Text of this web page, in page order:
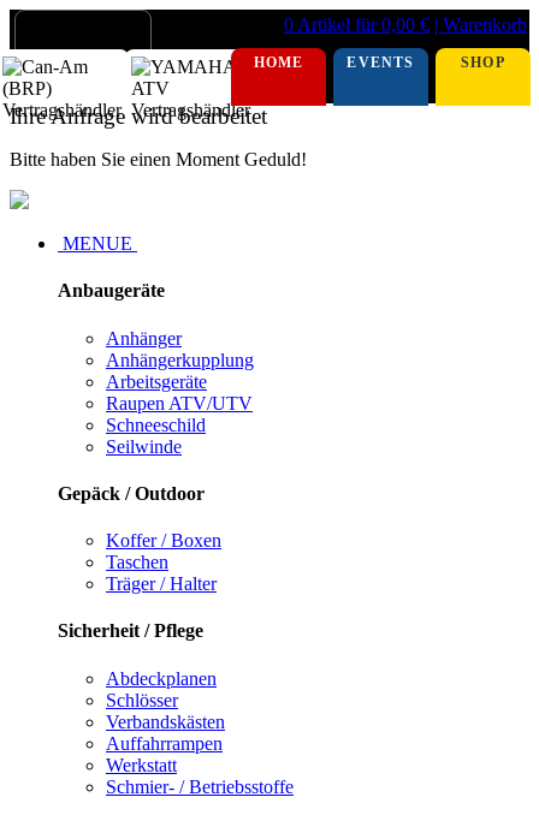
0 Artikel für 0,00 € | Warenkorb
HOME EVENTS SHOP
Ihre Anfrage wird bearbeitet
Bitte haben Sie einen Moment Geduld!
MENUE
Anbaugeräte
Anhänger
Anhängerkupplung
Arbeitsgeräte
Raupen ATV/UTV
Schneeschild
Seilwinde
Gepäck / Outdoor
Koffer / Boxen
Taschen
Träger / Halter
Sicherheit / Pflege
Abdeckplanen
Schlösser
Verbandskästen
Auffahrrampen
Werkstatt
Schmier- / Betriebsstoffe